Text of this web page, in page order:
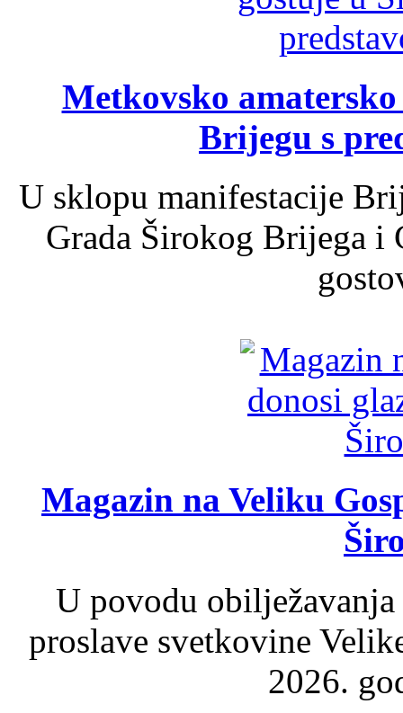
Metkovsko
Brijegu s
U sklopu manifestacije
Grada Širokog Brijega
Magazin na Veliku
U povodu
proslave svetkovine
2026.